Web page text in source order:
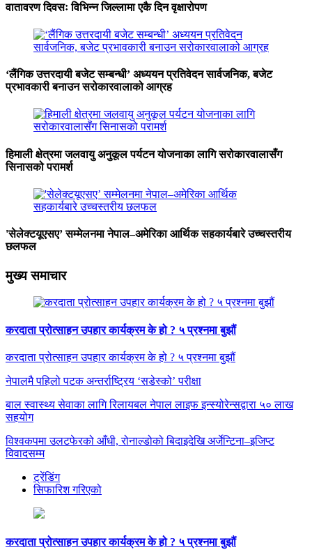
वातावरण दिवसः विभिन्न जिल्लामा एकै दिन वृक्षारोपण
‘लैंगिक उत्तरदायी बजेट सम्बन्धी’ अध्ययन प्रतिवेदन सार्वजनिक, बजेट
प्रभावकारी बनाउन सरोकारवालाको आग्रह
हिमाली क्षेत्रमा जलवायु अनुकूल पर्यटन योजनाका लागि सरोकारवालासँग
सिनासको परामर्श
'सेलेक्टयूएसए’ सम्मेलनमा नेपाल–अमेरिका आर्थिक सहकार्यबारे उच्चस्तरीय
छलफल
मुख्य समाचार
करदाता प्रोत्साहन उपहार कार्यक्रम के हो ? ५ प्रश्नमा बुझौं
करदाता प्रोत्साहन उपहार कार्यक्रम के हो ? ५ प्रश्नमा बुझौं
नेपालमै पहिलो पटक अन्तर्राष्ट्रिय ‘सडेस्को’ परीक्षा
बाल स्वास्थ्य सेवाका लागि रिलायबल नेपाल लाइफ इन्स्योरेन्सद्वारा ५० लाख
सहयोग
विश्वकपमा उलटफेरको आँधी, रोनाल्डोको बिदाइदेखि अर्जेन्टिना–इजिप्ट
विवादसम्म
ट्रेंडिंग
सिफारिश गरिएको
करदाता प्रोत्साहन उपहार कार्यक्रम के हो ? ५ प्रश्नमा बुझौं